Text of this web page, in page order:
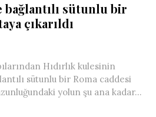
bağlantılı sütunlu bir
çıkarıldı
Hıdırlık kulesinin
sütunlu bir Roma caddesi
yolun şu ana kadar...